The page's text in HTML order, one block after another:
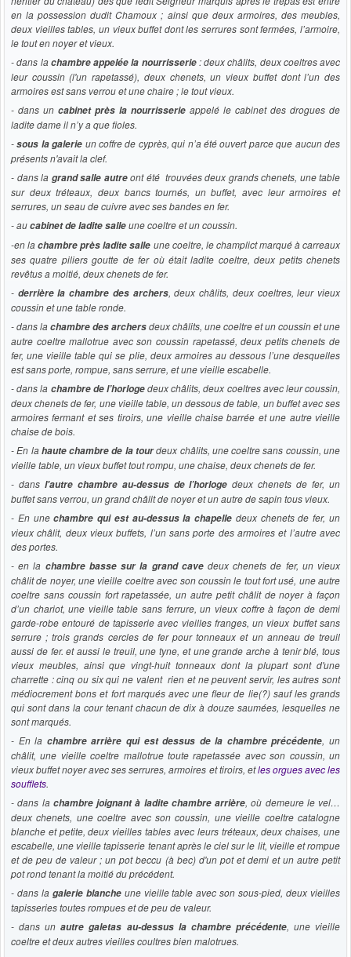
en la possession dudit Chamoux ; ainsi que deux armoires, des meubles,
deux vieilles tables, un vieux buffet dont les serrures sont fermées, l’armoire,
le tout en noyer et vieux.
- dans lachambre appelée la nourrisserie: deux châlits, deux coeltres avec
leur coussin (l'un rapetassé), deux chenets, un vieux buffet dont l’un des
armoires est sans verrou et unechaire ; le tout vieux.
- dans un cabinet près la nourrisserie appelé le cabinet des drogues de
ladite dame il n’y a que fioles.
-sous la galerie un coffre de cyprès, qui n’a été ouvert parce que aucun des
présents n'avait la clef.
- dans la grand salle autreont été trouvées deux grands chenets, une table
sur deux tréteaux, deux bancs tournés, un buffet, avec leur armoires et
serrures, un seau de cuivre avec ses bandes en fer.
- aucabinet de ladite salleune coeltre et un coussin.
-en lachambre près ladite salle une coeltre, le champlict marqué à carreaux
ses quatre piliers goutte de fer où était ladite coeltre, deux petits chenets
revêtus a moitié, deux chenets de fer.
- derrière la chambre des archers, deux châlits, deux coeltres, leur vieux
coussin et une table ronde.
- dans lachambre des archersdeux châlits, une coeltre et un coussin et une
autre coeltre mallotrue avec son coussin rapetassé, deux petits chenets de
fer, une vieille table qui se plie, deux armoires au dessous l’une desquelles
est sans porte, rompue, sans serrure, et une vieille escabelle.
- dans la chambre de l’horlogedeux châlits, deux coeltres avec leur coussin,
deux chenets de fer, une vieille table, un dessous de table, un buffet avec ses
armoires fermant et ses tiroirs, une vieille chaise barrée et une autre vieille
chaise de bois.
- En lahaute chambre de la tourdeux châlits, une coeltre sans coussin, une
vieille table, un vieux buffet tout rompu, une chaise, deux chenets de fer.
- dansl'autre chambre au-dessus de l’horloge deux chenets de fer, un
buffet sans verrou, un grand châlit de noyer et un autre de sapin tous vieux.
- En unechambre qui est au-dessus la chapelle deux chenets de fer, un
vieux châlit, deux vieux buffets, l’un sans porte des armoires et l’autre avec
des portes.
- en la chambre basse sur la grand cave deux chenets de fer, un vieux
châlit de noyer, une vieille coeltre avec son coussin le tout fort usé, une autre
coeltre sans coussin fort rapetassée, un autre petit châlit de noyer à façon
d’un chariot, une vieille table sans ferrure, un vieux coffre à façon de demi
garde-robe entouré de tapisserie avec vieilles franges, un vieux buffet sans
serrure ; trois grands cercles de fer pour tonneaux et un anneau de treuil
aussi de fer. et aussi le treuil, une tyne, et une grande arche à tenir blé, tous
vieux meubles, ainsi que vingt-huit tonneaux dont la plupart sont d'une
charrette : cinq ou six qui ne valent rien et ne peuvent servir, les autres sont
médiocrement bons et fort marqués avec une fleur de lie(?) sauf les grands
qui sont dans la cour tenant chacun de dix à douze saumées, lesquelles ne
sont marqués.
- En la chambre arrière qui est dessus de la chambre précédente, un
châlit, une vieille coeltre mallotrue toute rapetassée avec son coussin, un
vieux buffet noyer avec ses serrures, armoires et tiroirs, etles orgues avec les
soufflets.
- dans la chambre joignant à ladite chambre arrière, où demeure le vel…
deux chenets, une coeltre avec son coussin, une vieille coeltre catalogne
blanche et petite, deux vieilles tables avec leurs tréteaux, deux chaises, une
escabelle, une vieille tapisserie tenant après le ciel sur le lit, vieille et rompue
et de peu de valeur ; un pot beccu (à bec) d'un pot et demi et un autre petit
pot rond tenant la moitié du précédent.
- dans la galerie blancheune vieille table avec son sous-pied, deux vieilles
tapisseries toutes rompues et de peu de valeur.
- dans un autre galetas au-dessus la chambre précédente, une vieille
coeltre et deux autres vieilles coultres bien malotrues.